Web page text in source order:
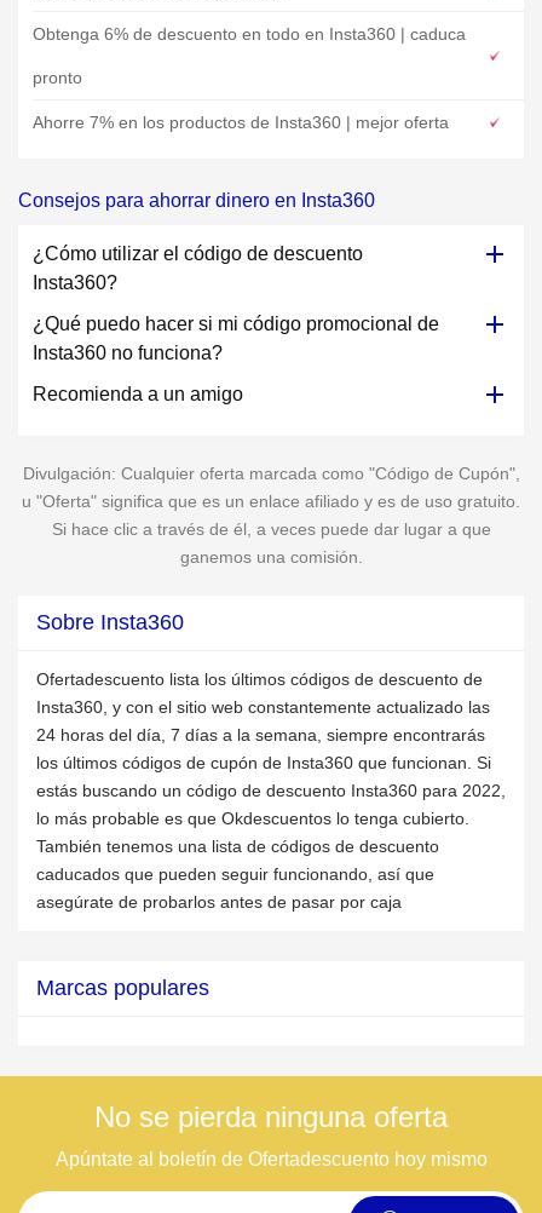
Obtenga 6% de descuento en todo en Insta360 | caduca
pronto
Ahorre 7% en los productos de Insta360 | mejor oferta
Consejos para ahorrar dinero en Insta360
¿Cómo utilizar el código de descuento
Insta360?
¿Qué puedo hacer si mi código promocional de
Insta360 no funciona?
Recomienda a un amigo
Divulgación: Cualquier oferta marcada como "Código de Cupón",
u "Oferta" significa que es un enlace afiliado y es de uso gratuito.
Si hace clic a través de él, a veces puede dar lugar a que
ganemos una comisión.
Sobre Insta360
Ofertadescuento lista los últimos códigos de descuento de
Insta360, y con el sitio web constantemente actualizado las
24 horas del día, 7 días a la semana, siempre encontrarás
los últimos códigos de cupón de Insta360 que funcionan. Si
estás buscando un código de descuento Insta360 para 2022,
lo más probable es que Okdescuentos lo tenga cubierto.
También tenemos una lista de códigos de descuento
caducados que pueden seguir funcionando, así que
asegúrate de probarlos antes de pasar por caja
Marcas populares
No se pierda ninguna oferta
Apúntate al boletín de Ofertadescuento hoy mismo